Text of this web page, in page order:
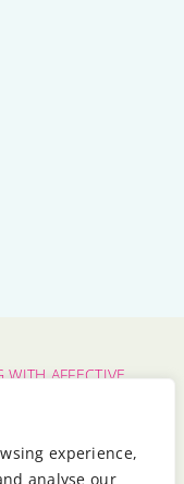
experience,
analyse our
WITH AFFECTIVE